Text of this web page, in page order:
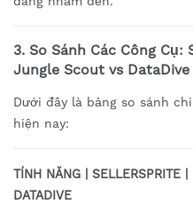
3. So Sánh Các Công
Jungle Scout vs DataDive
Dưới đây là bảng so sánh
hiện nay:
TÍNH NĂNG | SELLERSPRITE
DATADIVE